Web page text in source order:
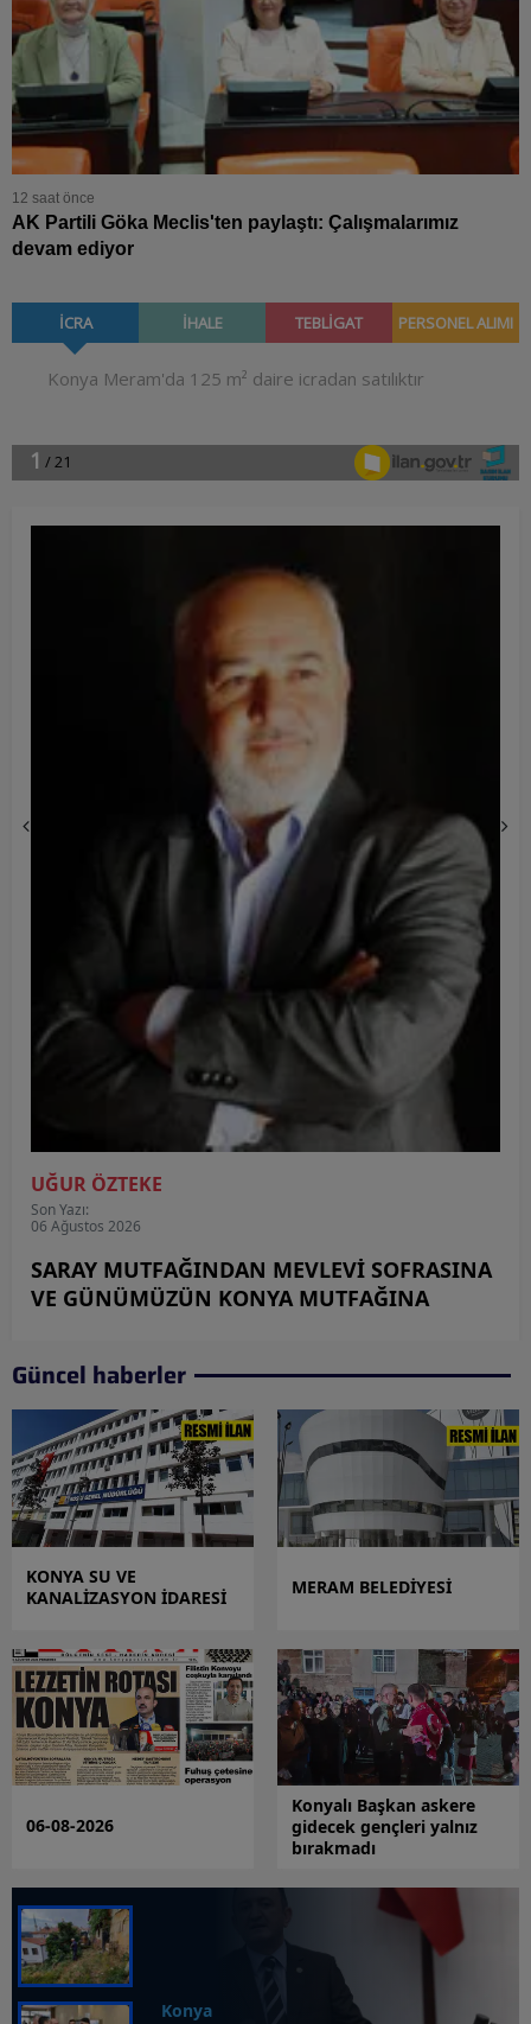
12 saat önce
AK Partili Göka Meclis'ten paylaştı: Çalışmalarımız
devam ediyor
MELEK NAZ ACUN
Son Yazı:
05 Ağustos 2026
Ait Olduğun Yeri Bulamamak
Güncel haberler
KONYA SU VE
KANALİZASYON İDARESİ
MERAM BELEDİYESİ
06-08-2026
Konyalı Başkan askere
gidecek gençleri yalnız
bırakmadı
Konya